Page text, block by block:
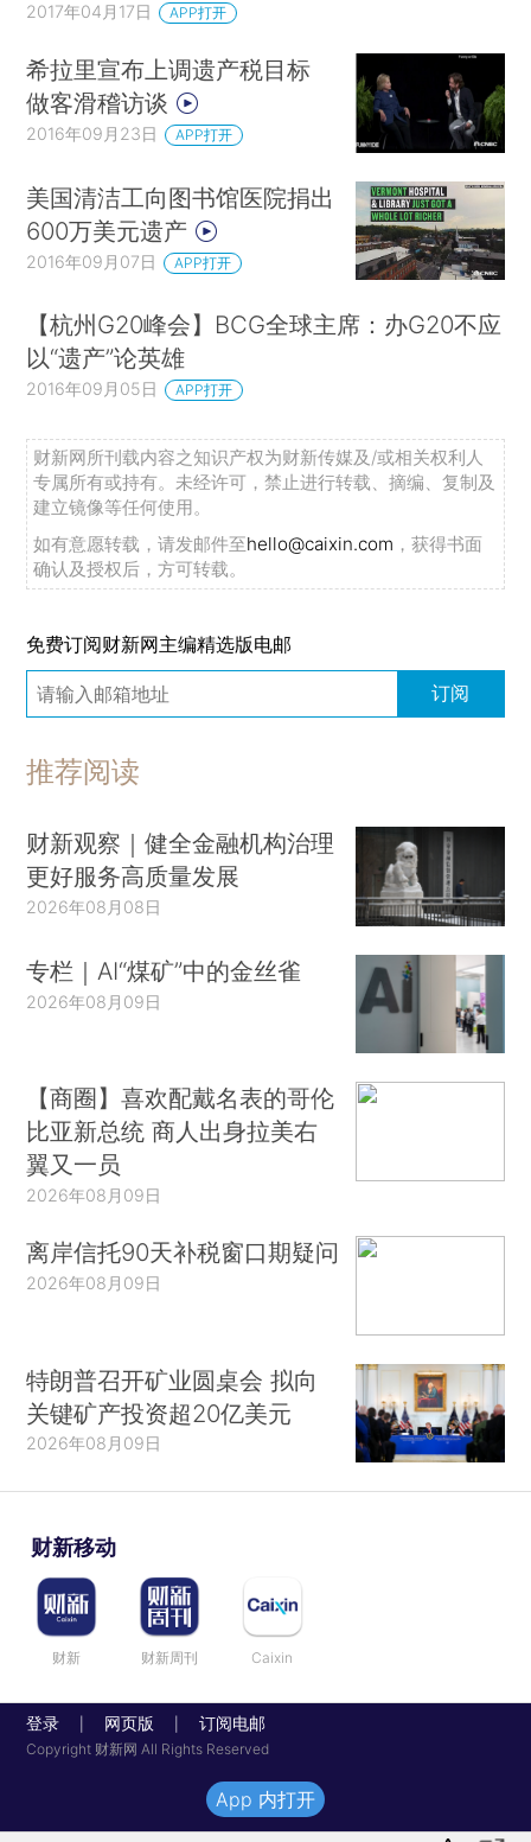
2017年04月17日 APP打开
希拉里宣布上调遗产税目标
做客滑稽访谈
2016年09月23日 APP打开
美国清洁工向图书馆医院捐出
600万美元遗产
2016年09月07日 APP打开
【杭州G20峰会】BCG全球主席：办G20不应
以“遗产”论英雄
2016年09月05日 APP打开
财新网所刊载内容之知识产权为财新传媒及/或相关权利人
专属所有或持有。未经许可，禁止进行转载、摘编、复制及
建立镜像等任何使用。
如有意愿转载，请发邮件至hello@caixin.com ，获得书面
确认及授权后，方可转载。
免费订阅财新网主编精选版电邮
订阅
推荐阅读
财新观察｜健全金融机构治理
更好服务高质量发展
2026年08月08日
专栏｜AI“煤矿”中的金丝雀
2026年08月09日
【商圈】喜欢配戴名表的哥伦
比亚新总统 商人出身拉美右
翼又一员
2026年08月09日
离岸信托90天补税窗口期疑问
2026年08月09日
特朗普召开矿业圆桌会 拟向
关键矿产投资超20亿美元
2026年08月09日
财新移动
财新 财新周刊 Caixin
登录 网页版 订阅电邮
Copyright 财新网 All Rights Reserved
App 内打开